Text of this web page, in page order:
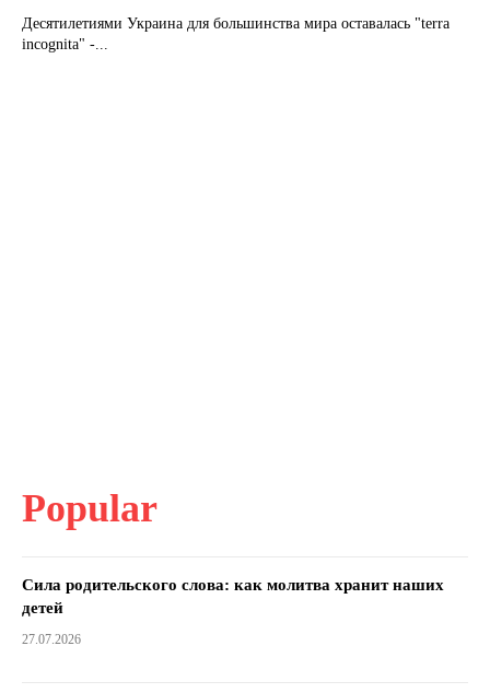
Десятилетиями Украина для большинства мира оставалась "terra
incognita" -...
Popular
Сила родительского слова: как молитва хранит наших
детей
27.07.2026